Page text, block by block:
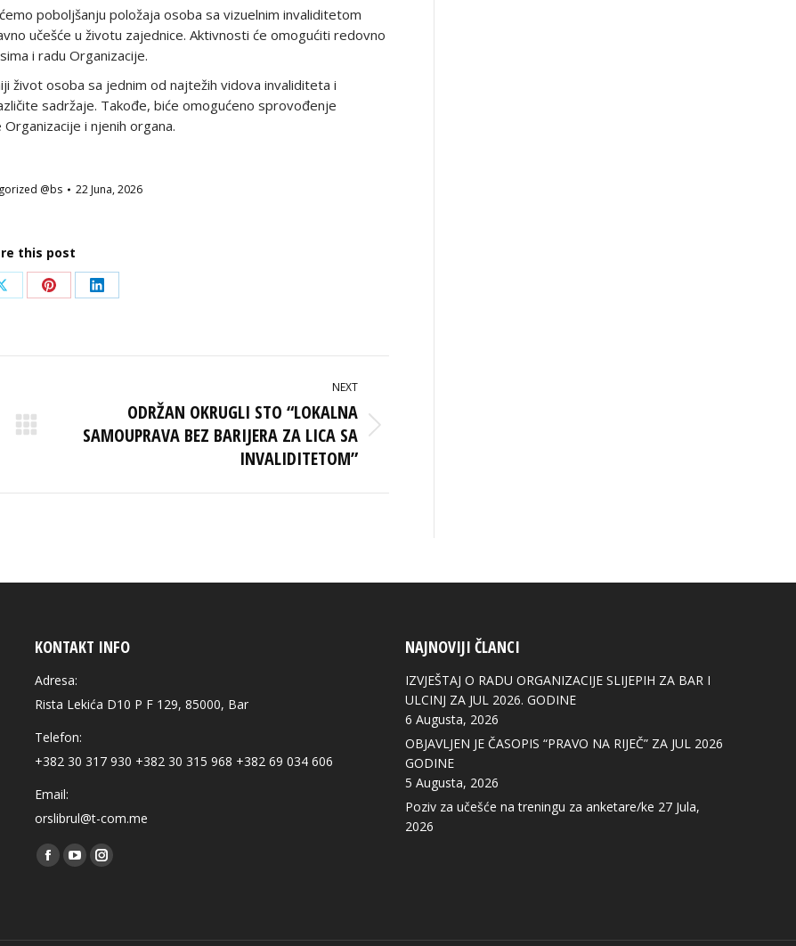
poboljšanju položaja osoba sa vizuelnim invaliditetom
učešće u životu zajednice. Aktivnosti će omogućiti redovno
i radu Organizacije.
život osoba sa jednim od najtežih vidova invaliditeta i
sadržaje. Takođe, biće omogućeno sprovođenje
i njenih organa.
@bs 22 Juna, 2026
this post
Share
X
Share
Pinterest
Share
LinkedIn
NEXT
Next
ODRŽAN OKRUGLI STO “LOKALNA
SAMOUPRAVA BEZ BARIJERA ZA LICA SA
INVALIDITETOM”
KONTAKT INFO
Adresa:
Rista Lekića D10 P F 129, 85000, Bar
Telefon:
+382 30 317 930 +382 30 315 968 +382 69 034 606
Email:
orslibrul@t-com.me
Find us on:
Facebook
YouTubeInstagram
NAJNOVIJI ČLANCI
IZVJEŠTAJ O RADU ORGANIZACIJE SLIJEPIH ZA BAR I
ULCINJ ZA JUL 2026. GODINE
6 Augusta, 2026
OBJAVLJEN JE ČASOPIS “PRAVO NA RIJEČ” ZA JUL 2026
GODINE
5 Augusta, 2026
Poziv za učešće na treningu za anketare/ke 27 Jula,
2026